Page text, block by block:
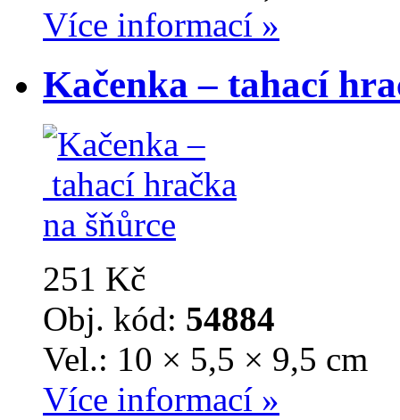
Více informací »
Kačenka – tahací
251 Kč
Obj. kód: 54884
Vel.: 10 × 5,5 × 9,5 cm
Více informací »